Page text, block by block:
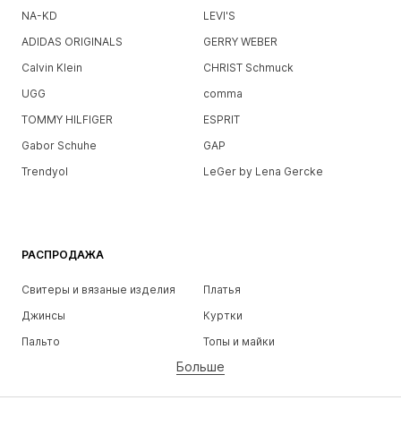
NA-KD
LEVI'S
ADIDAS ORIGINALS
GERRY WEBER
Calvin Klein
CHRIST Schmuck
UGG
comma
TOMMY HILFIGER
ESPRIT
Gabor Schuhe
GAP
Trendyol
LeGer by Lena Gercke
РАСПРОДАЖА
Свитеры и вязаные изделия
Платья
Джинсы
Куртки
Пальто
Топы и майки
Белье
Юбки
Блузки и туники
Больше